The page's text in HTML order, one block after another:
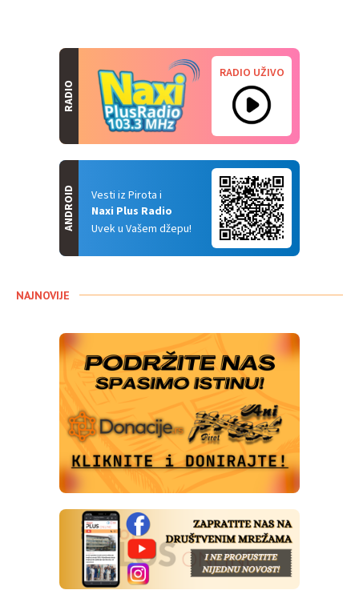
RADIO
RADIO UŽIVO
Vesti iz Pirota i
Naxi Plus Radio
Uvek u Vašem džepu!
ANDROID
NAJNOVIJE